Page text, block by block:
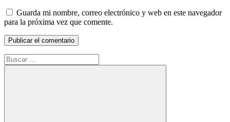
Guarda mi nombre, correo electrónico y web en este navegador
para la próxima vez que comente.
Buscar: